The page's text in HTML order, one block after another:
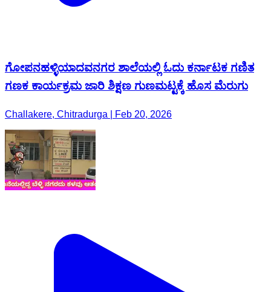
ಗೋಪನಹಳ್ಳಿ‌ಯಾದವನಗರ ಶಾಲೆಯಲ್ಲಿ ಓದು ಕರ್ನಾಟಕ ಗಣಿತ
ಗಣಕ ಕಾರ್ಯಕ್ರಮ ಜಾರಿ ಶಿಕ್ಷಣ ಗುಣಮಟ್ಟಕ್ಕೆ ಹೊಸ ಮೆರುಗು
Challakere, Chitradurga | Feb 20, 2026